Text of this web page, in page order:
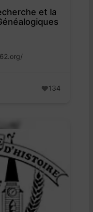
et la
134